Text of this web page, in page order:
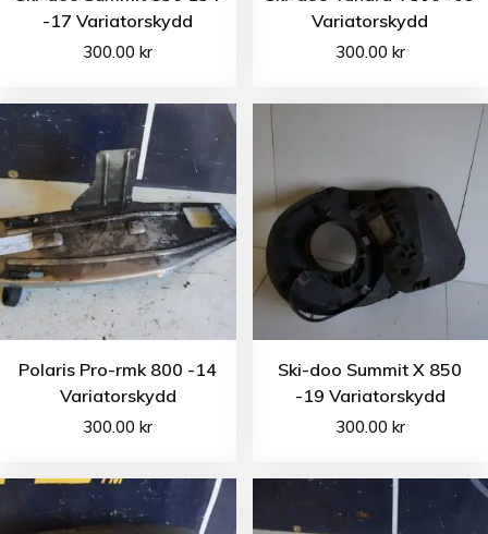
-17 Variatorskydd
300.00kr
Variatorskydd
300.00 kr
Polaris Pro-rmk 800 -14
Variatorskydd
300.00kr
Ski-doo Summit X 850
-19 Variatorskydd
300.00 kr